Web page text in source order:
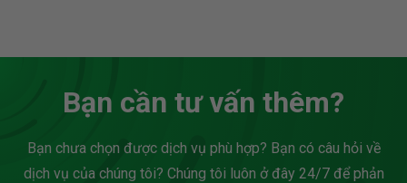
Bạn cần tư vấn thêm?
Bạn chưa chọn được dịch vụ phù hợp? Bạn có câu hỏi về
dịch vụ của chúng tôi? Chúng tôi luôn ở đây 24/7 để phản